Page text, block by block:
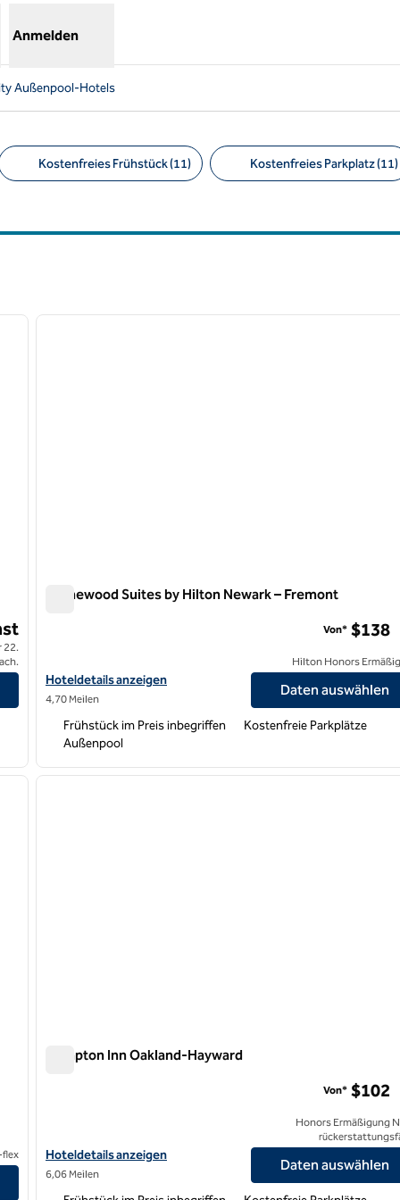
Anmelden
Außenpool-Hotels
Kostenfreies Frühstück (11) Kostenfreies Parkplatz (11)
nächstes Bild
22.
1 von 12
Homewood Suites by Hilton Newark – Fremont
Hoteldetails für Homewood Suites by Hilton Newark-Fremont
Hoteldetails anzeigen
4,70 Meilen
Von* $138
Hilton Honors
Daten auswählen
Frühstück im Preis inbegriffen
Kostenfreie Parkplätze
Außenpool
nächstes Bild
flex
1 von 12
Hampton Inn Oakland-Hayward
Hoteldetails für das Hampton Inn Oakland-Hayward anzeigen
Hoteldetails anzeigen
6,06 Meilen
Von* $102
Honors Ermäßigung
Daten auswählen